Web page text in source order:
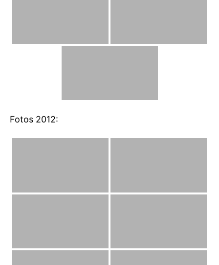
Fotos 2012: